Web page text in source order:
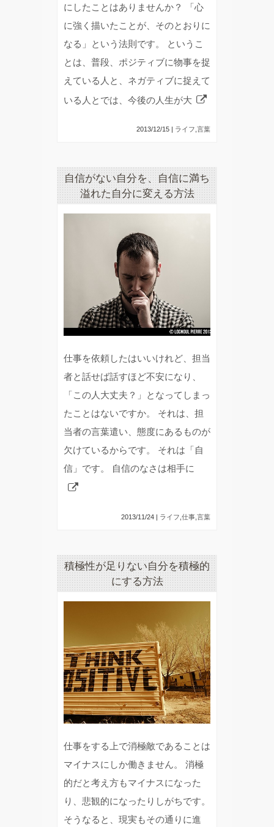
にしたことはありませんか？ 「心
に強く描いたことが、そのとおりに
なる」という法則です。 というこ
とは、普段、ポジティブに物事を捉
えている人と、ネガティブに捉えて
いる人とでは、今後の人生が大
2013/12/15 | ライフ 言葉
自信がない自分を、自信に満ち
溢れた自分に変える方法
仕事を依頼したはいいけれど、担当
者と話せば話すほど不安になり、
「この人大丈夫？」となってしまっ
たことはないですか。 それは、担
当者の言葉遣い、態度にあるものが
欠けているからです。 それは「自
信」です。 自信のなさは相手に
2013/11/24 | ライフ 仕事 言葉
積極性が足りない自分を積極的
にする方法
仕事をする上で消極敵であることは
マイナスにしか働きません。 消極
的だと考え方もマイナスになった
り、悲観的になったりしがちです。
そうなると、現実もその通りに進